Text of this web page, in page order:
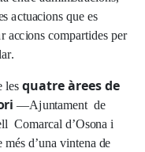
sactuacionsque es
raccionscompartides per
ar.
lesquatre àreesde
ri—Ajuntamentde
llComarcal d’Osona i
mésd’una vintena de